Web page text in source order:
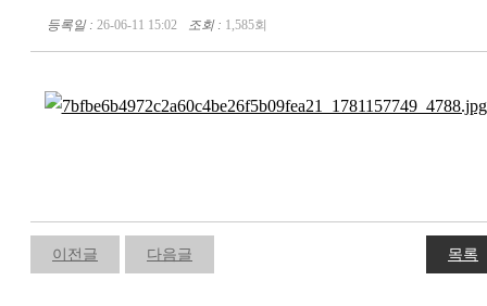
등록일 : 26-06-11 15:02 조회 : 1,585회
이전글 다음글 목록